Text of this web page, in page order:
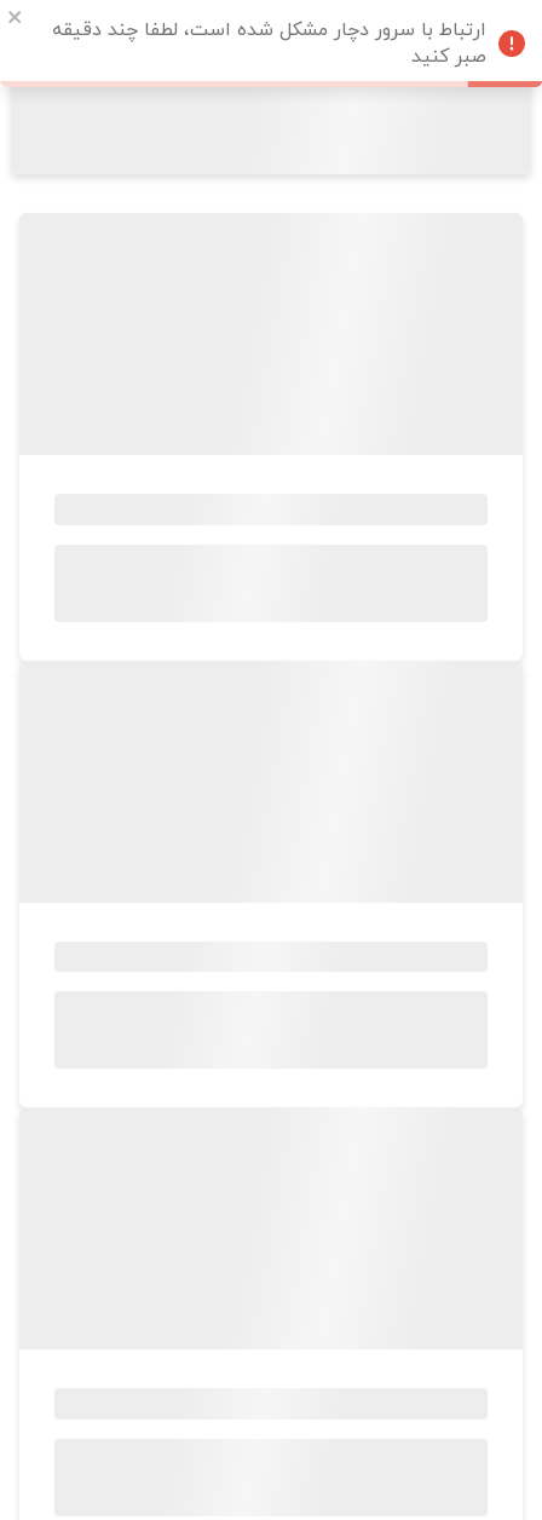
ارتباط با سرور دچار مشکل شده است، لطفا چند دقیقه
صبر کنید